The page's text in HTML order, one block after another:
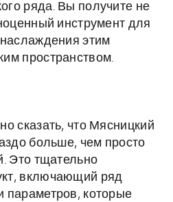
ряда. Вы получите не
инструмент для
этим
пространством.
сказать, что Мясницкий
больше, чем просто
Это тщательно
включающий ряд
параметров, которые